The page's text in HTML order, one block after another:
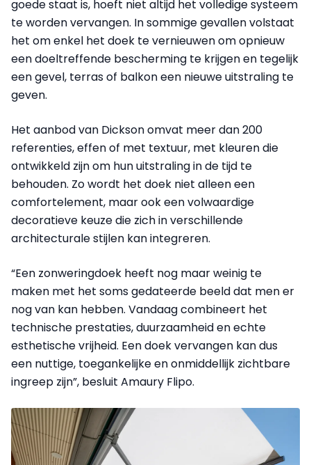
goede staat is, hoeft niet altijd het volledige systeem
te worden vervangen. In sommige gevallen volstaat
het om enkel het doek te vernieuwen om opnieuw
een doeltreffende bescherming te krijgen en tegelijk
een gevel, terras of balkon een nieuwe uitstraling te
geven.
Het aanbod van Dickson omvat meer dan 200
referenties, effen of met textuur, met kleuren die
ontwikkeld zijn om hun uitstraling in de tijd te
behouden. Zo wordt het doek niet alleen een
comfortelement, maar ook een volwaardige
decoratieve keuze die zich in verschillende
architecturale stijlen kan integreren.
“Een zonweringdoek heeft nog maar weinig te
maken met het soms gedateerde beeld dat men er
nog van kan hebben. Vandaag combineert het
technische prestaties, duurzaamheid en echte
esthetische vrijheid. Een doek vervangen kan dus
een nuttige, toegankelijke en onmiddellijk zichtbare
ingreep zijn”, besluit Amaury Flipo.